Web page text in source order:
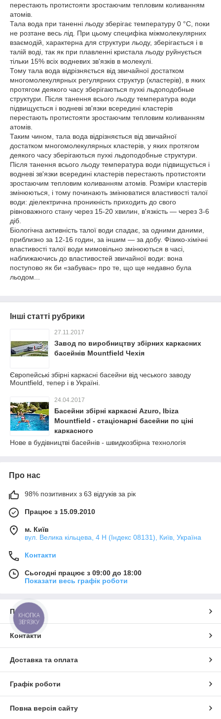
перестають протистояти зростаючим тепловим коливанням
атомів.
Тала вода при таненні льоду зберігає температуру 0 °С, поки
не розтане весь лід. При цьому специфіка міжмолекулярних
взаємодій, характерна для структури льоду, зберігається і в
талій воді, так як при плавленні кристала льоду руйнується
тільки 15% всіх водневих зв'язків в молекулі.
Тому тала вода відрізняється від звичайної достатком
многомолекулярных регулярних структур (кластерів), в яких
протягом деякого часу зберігаються пухкі льдоподобные
структури. Після танення всього льоду температура води
підвищується і водневі зв'язки всередині кластерів
перестають протистояти зростаючим тепловим коливанням
атомів.
Таким чином, тала вода відрізняється від звичайної
достатком многомолекулярных кластерів, у яких протягом
деякого часу зберігаються пухкі льдоподобные структури.
Після танення всього льоду температура води підвищується і
водневі зв'язки всередині кластерів перестають протистояти
зростаючим тепловим коливанням атомів. Розміри кластерів
змінюються, і тому починають змінюватися властивості талої
води: діелектрична проникність приходить до свого
рівноважного стану через 15-20 хвилин, в'язкість — через 3-6
діб.
Біологічна активність талої води спадає, за одними даними,
приблизно за 12-16 годин, за іншим — за добу. Фізико-хімічні
властивості талої води мимовільно змінюються в часі,
наближаючись до властивостей звичайної води: вона
поступово як би «забуває» про те, що ще недавно була
льодом...
Інші статті рубрики
27.11.2017
Завод по виробництву збірних каркасних
басейнів Mountfield Чехія
Європейські збірні каркасні басейни від чеського заводу
Mountfield, тепер і в Україні.
24.04.2017
Басейни збірні каркасні Azuro, Ibiza
Mountfield - стаціонарні басейни по ціні
каркасного
Нове в будівництві басейнів - швидкозбірна технологія
Про нас
98% позитивних з 63 відгуків за рік
Працює з 15.09.2010
м. Київ
вул. Велика кільцева, 4 Н (Індекс 08131), Київ, Україна
Контакти
Сьогодні працює з 09:00 до 18:00
Показати весь графік роботи
Про нас
Контакти
Доставка та оплата
Графік роботи
Повна версія сайту
КНОПКА
ЗВ'ЯЗКУ